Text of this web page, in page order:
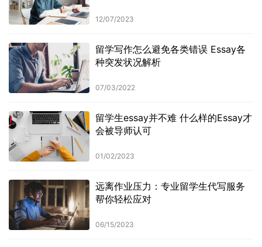
12/07/2023
留学写作怎么避免各类错误 Essay各
种突发状况解析
07/03/2022
留学生essay并不难 什么样的Essay才
会被导师认可
01/02/2023
远离作业压力：专业留学生代写服务
帮你轻松应对
06/15/2023